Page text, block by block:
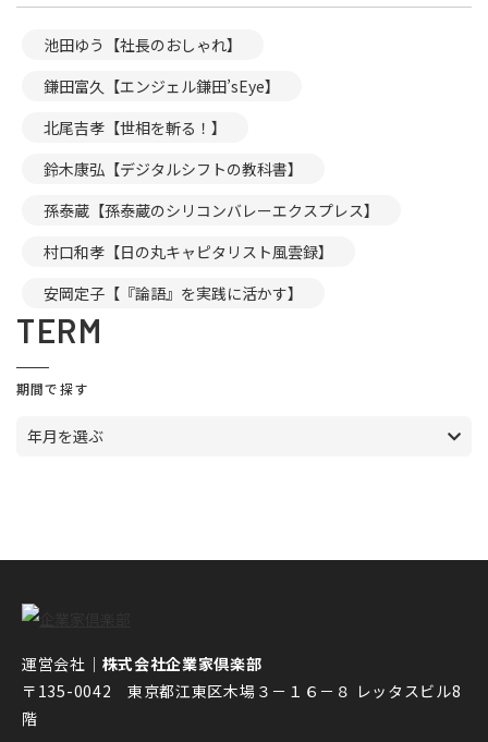
池田ゆう【社長のおしゃれ】
鎌田富久【エンジェル鎌田’sEye】
北尾吉孝【世相を斬る！】
鈴木康弘【デジタルシフトの教科書】
孫泰蔵【孫泰蔵のシリコンバレーエクスプレス】
村口和孝【日の丸キャピタリスト風雲録】
安岡定子【『論語』を実践に活かす】
TERM
期間で探す
年月を選ぶ
運営会社｜ 株式会社企業家倶楽部
〒135-0042 東京都江東区木場３－１６－８ レッタスビル8
階